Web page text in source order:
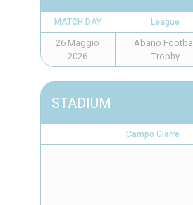
MATCH DAY League
26 Maggio
2026
Abano Football
Trophy
STADIUM
Campo Giarre